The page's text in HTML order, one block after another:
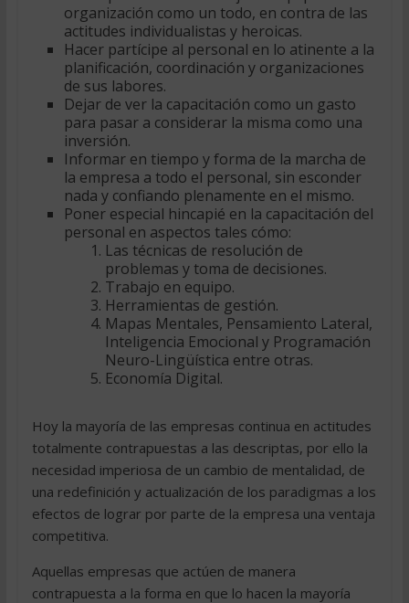
organización como un todo, en contra de las
actitudes individualistas y heroicas.
Hacer partícipe al personal en lo atinente a la
planificación, coordinación y organizaciones
de sus labores.
Dejar de ver la capacitación como un gasto
para pasar a considerar la misma como una
inversión.
Informar en tiempo y forma de la marcha de
la empresa a todo el personal, sin esconder
nada y confiando plenamente en el mismo.
Poner especial hincapié en la capacitación del
personal en aspectos tales cómo:
Las técnicas de resolución de
problemas y toma de decisiones.
Trabajo en equipo.
Herramientas de gestión.
Mapas Mentales, Pensamiento Lateral,
Inteligencia Emocional y Programación
Neuro-Lingüística entre otras.
Economía Digital.
Hoy la mayoría de las empresas continua en actitudes
totalmente contrapuestas a las descriptas, por ello la
necesidad imperiosa de un cambio de mentalidad, de
una redefinición y actualización de los paradigmas a los
efectos de lograr por parte de la empresa una ventaja
competitiva.
Aquellas empresas que actúen de manera
contrapuesta a la forma en que lo hacen la mayoría